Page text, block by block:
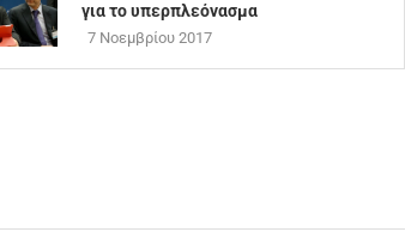
για το υπερπλεόνασμα
7 Νοεμβρίου 2017